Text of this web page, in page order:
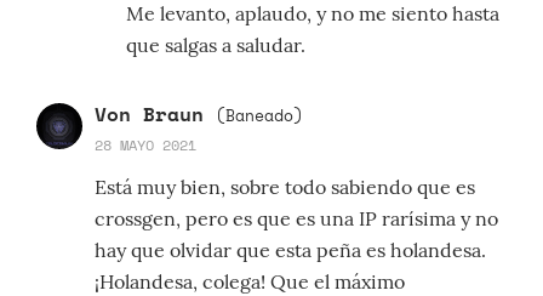
Me levanto, aplaudo, y no me siento hasta
que salgas a saludar.
Von Braun (Baneado)
28 MAYO 2021
Está muy bien, sobre todo sabiendo que es
crossgen, pero es que es una IP rarísima y no
hay que olvidar que esta peña es holandesa.
¡Holandesa, colega! Que el máximo